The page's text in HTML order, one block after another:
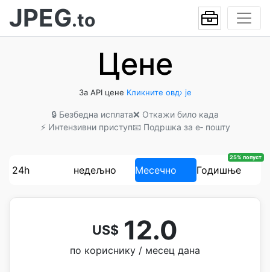
JPEG.to
Цене
За API цене Кликните овд› је
🔒 Безбедна исплата❌ Откажи било када
⚡ Интензивни приступ📧 Подршка за е‐ пошту
24h недељно Месечно Годишње
25% попуст
US$ 12.0
по кориснику / месец дана